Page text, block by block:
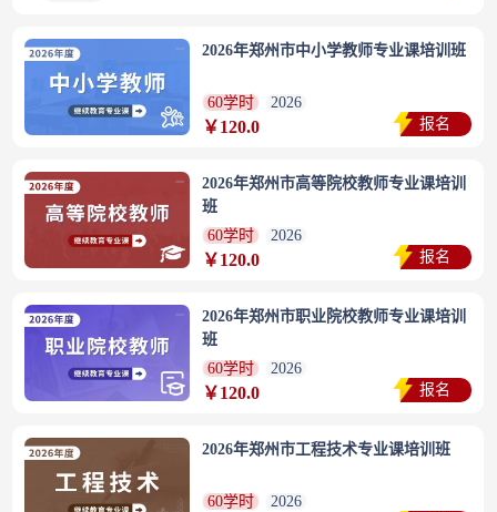
2026年郑州市中小学教师专业课培训班
60学时 2026
￥120.0 报名
2026年郑州市高等院校教师专业课培训
班
60学时
2026
￥120.0 报名
2026年郑州市职业院校教师专业课培训
班
60学时
2026
￥120.0 报名
2026年郑州市工程技术专业课培训班
60学时 2026